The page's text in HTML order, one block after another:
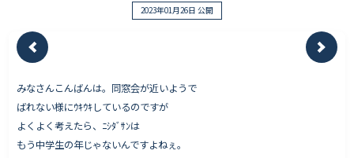
Livesumai 保証について
見学会／モデルハウス情報
物件情報
2023年01月26日 公開
みなさんこんばんは。同窓会が近いようで
ばれない様にｳｷｳｷしているのですが
よくよく考えたら、ﾆｼﾀﾞｻﾝは
もう中学生の年じゃないんですよねぇ。